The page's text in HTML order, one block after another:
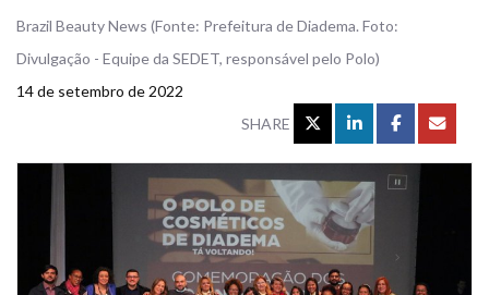
Brazil Beauty News (Fonte: Prefeitura de Diadema. Foto:
Divulgação - Equipe da SEDET, responsável pelo Polo)
14 de setembro de 2022
SHARE